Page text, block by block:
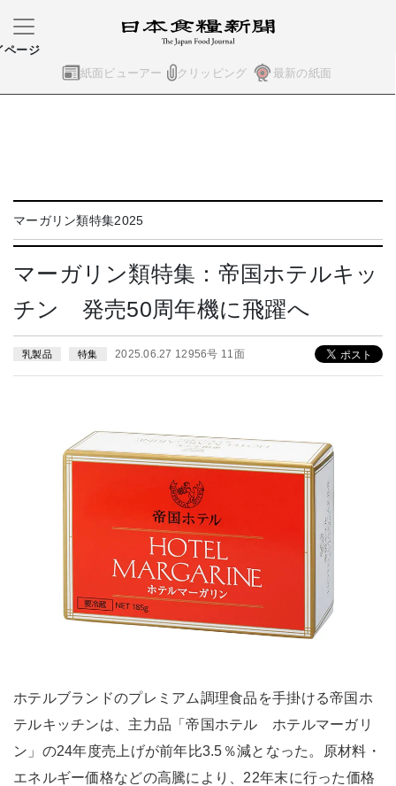
紙面ビューアー クリッピング 最新の紙面
ページ
マーガリン類特集2025
マーガリン類特集：帝国ホテルキッ
チン 発売50周年機に飛躍へ
乳製品 特集 2025.06.27 12956号 11面
ホテルブランドのプレミアム調理食品を手掛ける帝国ホ
テルキッチンは、主力品「帝国ホテル ホテルマーガリ
ン」の24年度売上げが前年比3.5％減となった。原材料・
エネルギー価格などの高騰により、22年末に行った価格